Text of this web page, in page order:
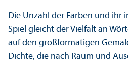
Die Unzahl der Farben und ihr
Spiel gleicht der Vielfalt an
auf den großformatigen
Dichte, die nach Raum und